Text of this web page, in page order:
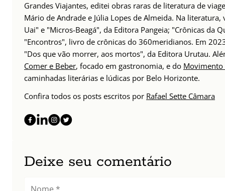
Grandes Viajantes, editei obras raras de literatura de
Mário de Andrade e Júlia Lopes de Almeida. Na
Uai" e "Micros-Beagá", da Editora Pangeia; "Crônicas da
"Encontros", livro de crônicas do 360meridianos. Em
"Dos que vão morrer, aos mortos", da Editora Urutau.
Comer e Beber, focado em gastronomia, e do Movimento
caminhadas literárias e lúdicas por Belo Horizonte.
Confira todos os posts escritos por Rafael Sette Câmara
Deixe seu comentário